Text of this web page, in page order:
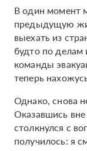
В один момент
предыдущую
выехать из
будто по
команды
теперь
Однако, снова
Оказавшись
столкнулся с
получилось: я